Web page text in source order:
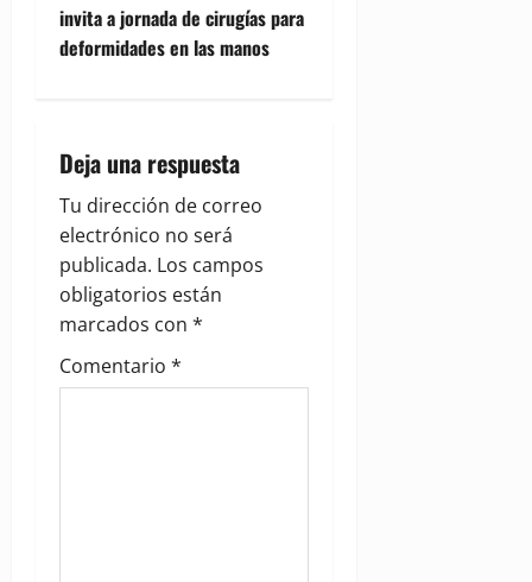
n
a
i
g
a
t
i
invita a jornada de cirugías para
deformidades en las manos
Deja una respuesta
Tu dirección de correo
electrónico no será
publicada. Los campos
obligatorios están
marcados con *
Comentario *